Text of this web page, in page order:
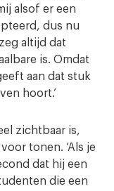
alsof er een
dus nu
altijd dat
is. Omdat
aan dat stuk
hoort.’
zichtbaar is,
tonen. ‘Als je
dat hij een
die een